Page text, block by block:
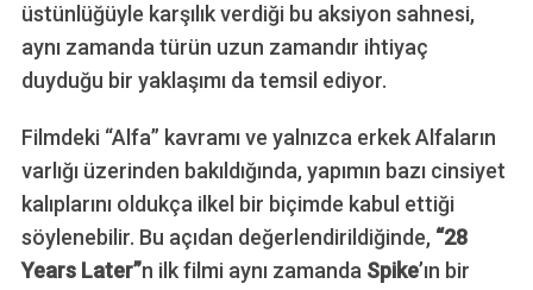
üstünlüğüyle karşılık verdiği bu aksiyon sahnesi,
aynı zamanda türün uzun zamandır ihtiyaç
duyduğu bir yaklaşımı da temsil ediyor.
Filmdeki “Alfa” kavramı ve yalnızca erkek Alfaların
varlığı üzerinden bakıldığında, yapımın bazı cinsiyet
kalıplarını oldukça ilkel bir biçimde kabul ettiği
söylenebilir. Bu açıdan değerlendirildiğinde, “28
Years Later”n ilk filmi aynı zamanda Spike’ın bir